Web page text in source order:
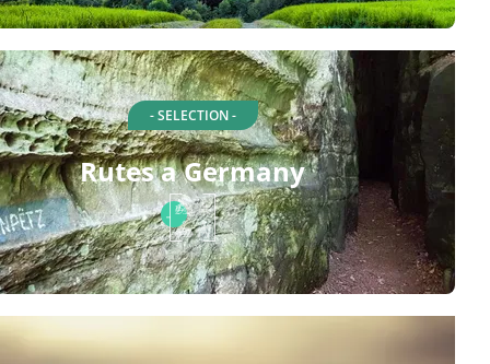
- SELECTION -
Rutes a Germany